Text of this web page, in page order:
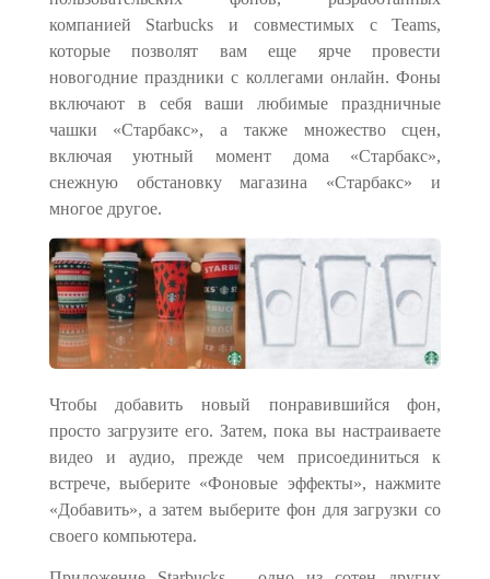
компанией Starbucks и совместимых с Teams,
которые позволят вам еще ярче провести
новогодние праздники с коллегами онлайн. Фоны
включают в себя ваши любимые праздничные
чашки «Старбакс», а также множество сцен,
включая уютный момент дома «Старбакс»,
снежную обстановку магазина «Старбакс» и
многое другое.
Чтобы добавить новый понравившийся фон,
просто загрузите его. Затем, пока вы настраиваете
видео и аудио, прежде чем присоединиться к
встрече, выберите «Фоновые эффекты», нажмите
«Добавить», а затем выберите фон для загрузки со
своего компьютера.